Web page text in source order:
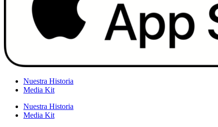
Nuestra Historia
Media Kit
Nuestra Historia
Media Kit